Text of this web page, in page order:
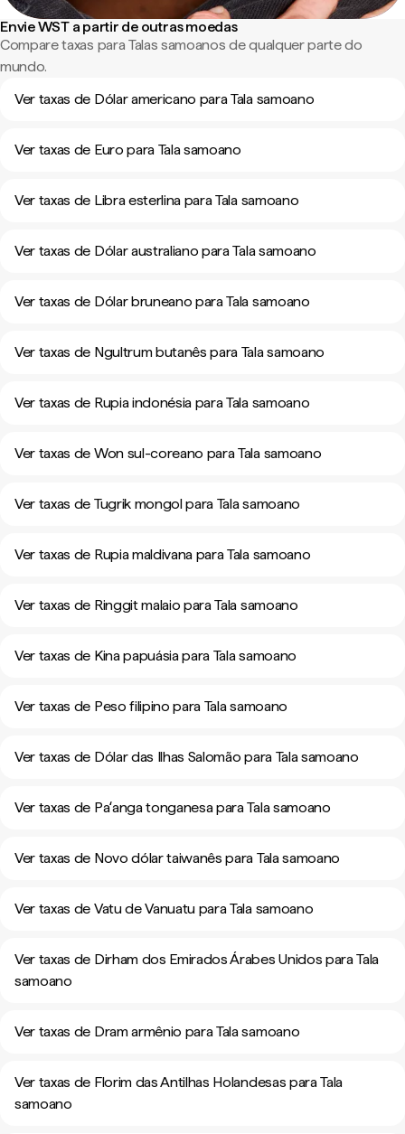
Envie WST a partir de outras moedas
Compare taxas para Talas samoanos de qualquer parte do
mundo.
Ver taxas de Dólar americano para Tala samoano
Ver taxas de Euro para Tala samoano
Ver taxas de Libra esterlina para Tala samoano
Ver taxas de Dólar australiano para Tala samoano
Ver taxas de Dólar bruneano para Tala samoano
Ver taxas de Ngultrum butanês para Tala samoano
Ver taxas de Rupia indonésia para Tala samoano
Ver taxas de Won sul-coreano para Tala samoano
Ver taxas de Tugrik mongol para Tala samoano
Ver taxas de Rupia maldivana para Tala samoano
Ver taxas de Ringgit malaio para Tala samoano
Ver taxas de Kina papuásia para Tala samoano
Ver taxas de Peso filipino para Tala samoano
Ver taxas de Dólar das Ilhas Salomão para Tala samoano
Ver taxas de Paʻanga tonganesa para Tala samoano
Ver taxas de Novo dólar taiwanês para Tala samoano
Ver taxas de Vatu de Vanuatu para Tala samoano
Ver taxas de Dirham dos Emirados Árabes Unidos para Tala
samoano
Ver taxas de Dram armênio para Tala samoano
Ver taxas de Florim das Antilhas Holandesas para Tala
samoano